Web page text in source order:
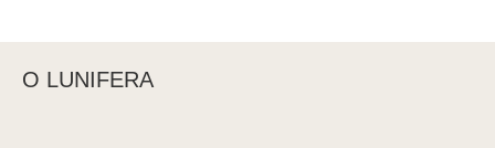
О LUNIFERA